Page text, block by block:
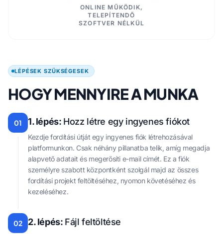
ONLINE MŰKÖDIK,
TELEPÍTENDŐ
SZOFTVER NÉLKÜL
LÉPÉSEK SZÜKSÉGESEK
HOGY MENNYIRE A MUNKA
01 1. lépés: Hozz létre egy ingyenes fiókot
Kezdje fordítási útját egy ingyenes fiók létrehozásával
platformunkon. Csak néhány pillanatba telik, amíg megadja
alapvető adatait és megerősíti e-mail címét. Ez a fiók
személyre szabott központként szolgál majd az összes
fordítási projekt feltöltéséhez, nyomon követéséhez és
kezeléséhez.
02 2. lépés: Fájl feltöltése